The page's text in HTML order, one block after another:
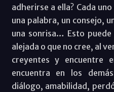
adherirse a ella? Cada
una palabra, un consejo,
una sonrisa… Esto
alejada o que no cree, al
creyentes y encuentre
encuentra en los
diálogo, amabilidad,